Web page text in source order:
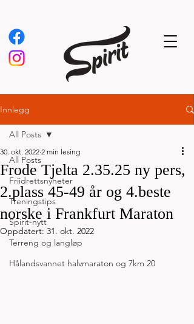
Innlegg
All Posts
Friidrettsnyheter
Treningstips
Spirit-nytt
Terreng og langløp
Hålandsvannet halvmaraton og 7km 20
All Posts
Frode Tjelta 2.35.25 ny pers,
2.plass 45-49 år og 4.beste
norske i Frankfurt Maraton
30. okt. 2022 2 min lesing
Oppdatert: 31. okt. 2022